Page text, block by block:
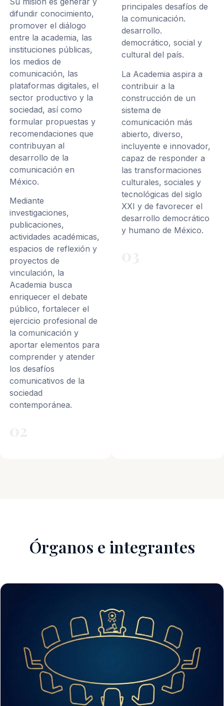
difundir conocimiento,
promover el diálogo
entre la academia, las
instituciones públicas,
los medios de
comunicación, las
plataformas digitales, el
sector productivo y la
sociedad, así como
formular propuestas y
recomendaciones que
contribuyan al
desarrollo de la
comunicación en
México.
Mediante
investigaciones,
publicaciones,
actividades académicas,
espacios de reflexión y
proyectos de
vinculación, la
Academia busca
enriquecer el debate
público, fortalecer el
ejercicio profesional de
la comunicación y
aportar elementos para
comprender y atender
los desafíos
comunicativos de la
sociedad
contemporánea.
principales desafíos de
la comunicación.
desarrollo.
democrático, social y
cultural del país.
La Academia aspira a
contribuir a la
construcción de un
sistema de
comunicación más
abierto, diverso,
incluyente e innovador,
capaz de responder a
las transformaciones
culturales, sociales y
tecnológicas del siglo
XXI y de favorecer el
desarrollo democrático
y humano de México.
Órganos e integrantes